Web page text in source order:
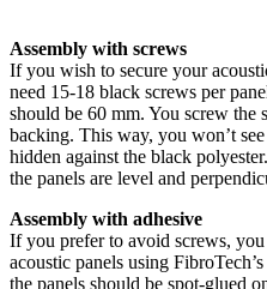
Assembly with screws
If you wish to secure your
need 15-18 black screws per
should be 60 mm. You screw the
backing. This way, you won’t
hidden against the black
the panels are level and
Assembly with adhesive
If you prefer to avoid screws,
acoustic panels using
the panels should be spot-glued